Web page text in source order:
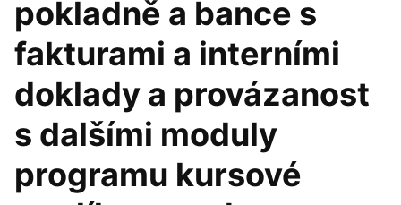
pokladně a bance s
fakturami a interními
doklady a provázanost
s dalšími moduly
programu kursové